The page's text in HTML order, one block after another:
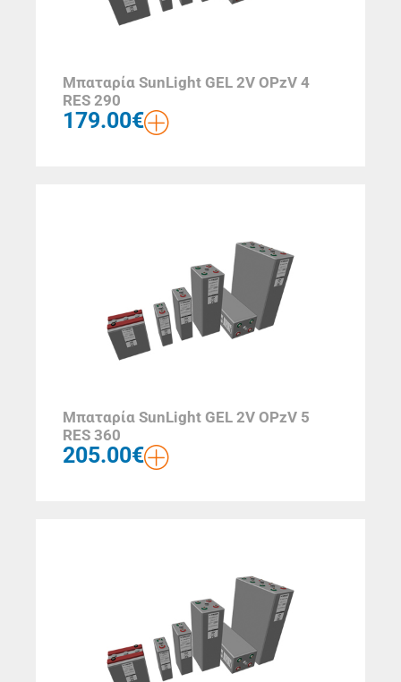
Μπαταρία SunLight GEL 2V OPzV 4
RES 290
179.00€
Μπαταρία SunLight GEL 2V OPzV 5
RES 360
205.00€